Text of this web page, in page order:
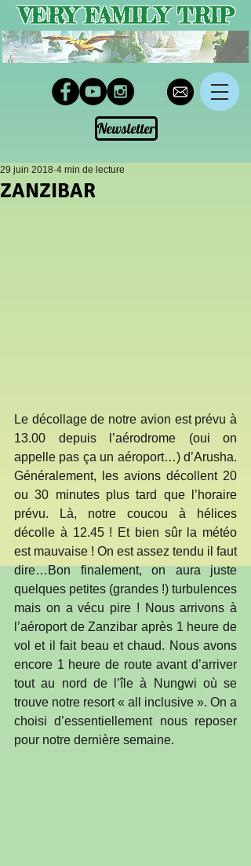
Newsletter
VERY FAMILY TRIP
ZANZIBAR
29 juin 2018 4 min de lecture
Le décollage de notre avion est prévu à
13.00 depuis l’aérodrome (oui on
appelle pas ça un aéroport…) d’Arusha.
Généralement, les avions décollent 20
ou 30 minutes plus tard que l’horaire
prévu. Là, notre coucou à hélices
décolle à 12.45 ! Et bien sûr la météo
est mauvaise ! On est assez tendu il faut
dire…Bon finalement, on aura juste
quelques petites (grandes !) turbulences
mais on a vécu pire ! Nous arrivons à
l’aéroport de Zanzibar après 1 heure de
vol et il fait beau et chaud. Nous avons
encore 1 heure de route avant d’arriver
tout au nord de l’île à Nungwi où se
trouve notre resort « all inclusive ». On a
choisi d’essentiellement nous reposer
pour notre dernière semaine.